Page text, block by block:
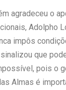
agradeceu o
Adolpho
impôs
que
pois o
Almas é